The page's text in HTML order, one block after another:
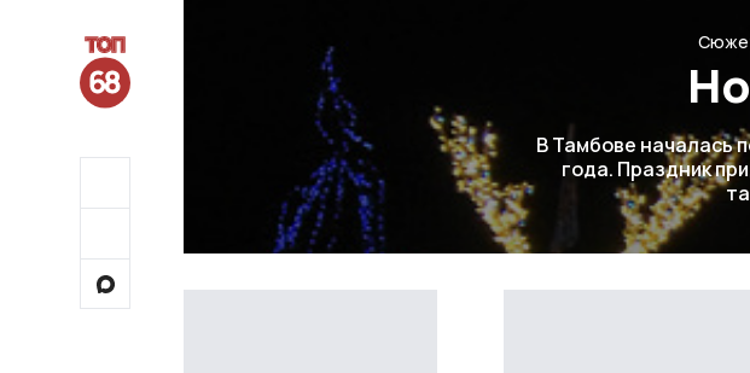
В Тамбове началась
года. Праздник